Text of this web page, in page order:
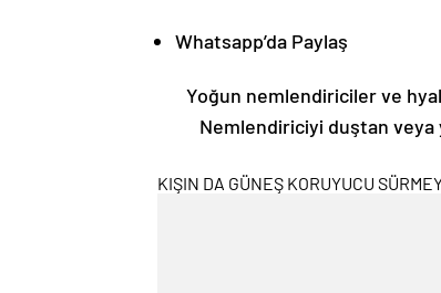
Whatsapp’da Paylaş
Yoğun nemlendiriciler ve
Nemlendiriciyi duştan veya
KIŞIN DA GÜNEŞ KORUYUCU